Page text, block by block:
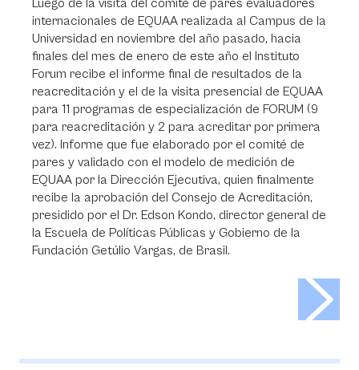
Luego de la visita del comité de pares evaluadores
internacionales de EQUAA realizada al Campus de la
Universidad en noviembre del año pasado, hacia
finales del mes de enero de este año el Instituto
Forum recibe el informe final de resultados de la
reacreditación y el de la visita presencial de EQUAA
para 11 programas de especialización de FORUM (9
para reacreditación y 2 para acreditar por primera
vez). Informe que fue elaborado por el comité de
pares y validado con el modelo de medición de
EQUAA por la Dirección Ejecutiva, quien finalmente
recibe la aprobación del Consejo de Acreditación,
presidido por el Dr. Edson Kondo, director general de
la Escuela de Políticas Públicas y Gobierno de la
Fundación Getúlio Vargas, de Brasil.